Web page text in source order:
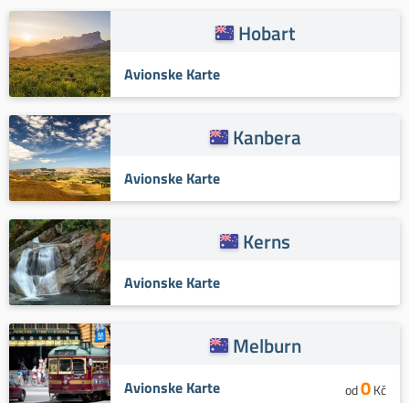
Hobart
Avionske Karte
Kanbera
Avionske Karte
Kerns
Avionske Karte
Melburn
Avionske Karte od0Kč